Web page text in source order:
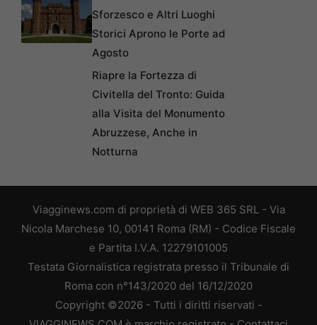
Sforzesco e Altri Luoghi
Storici Aprono le Porte ad
Agosto
Riapre la Fortezza di
Civitella del Tronto: Guida
alla Visita del Monumento
Abruzzese, Anche in
Notturna
Viagginews.com di proprietà di WEB 365 SRL - Via
Nicola Marchese 10, 00141 Roma (RM) - Codice Fiscale
e Partita I.V.A. 12279101005
Testata Giornalistica registrata presso il Tribunale di
Roma con n°143/2020 del 16/12/2020
Copyright ©2026 - Tutti i diritti riservati -